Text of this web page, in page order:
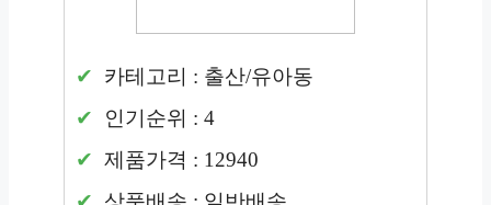
카테고리 : 출산/유아동
인기순위 : 4
제품가격 : 12940